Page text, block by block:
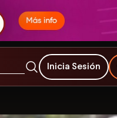
Inicia Sesión